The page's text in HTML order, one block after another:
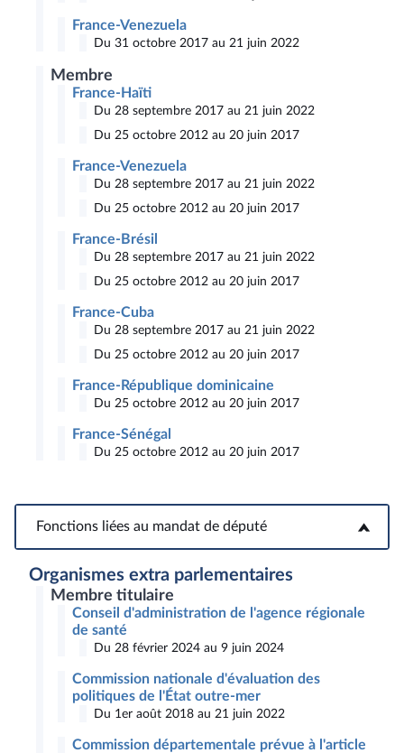
France-Venezuela
Du 31 octobre 2017 au 21 juin 2022
Membre
France-Haïti
Du 28 septembre 2017 au 21 juin 2022
Du 25 octobre 2012 au 20 juin 2017
France-Venezuela
Du 28 septembre 2017 au 21 juin 2022
Du 25 octobre 2012 au 20 juin 2017
France-Brésil
Du 28 septembre 2017 au 21 juin 2022
Du 25 octobre 2012 au 20 juin 2017
France-Cuba
Du 28 septembre 2017 au 21 juin 2022
Du 25 octobre 2012 au 20 juin 2017
France-République dominicaine
Du 25 octobre 2012 au 20 juin 2017
France-Sénégal
Du 25 octobre 2012 au 20 juin 2017
Fonctions liées au mandat de député
Fonctions liées au mandat de député
Organismes extra parlementaires
Membre titulaire
Conseil d'administration de l'agence régionale
de santé
Du 28 février 2024 au 9 juin 2024
Commission nationale d'évaluation des
politiques de l'État outre-mer
Du 1er août 2018 au 21 juin 2022
Commission départementale prévue à l'article